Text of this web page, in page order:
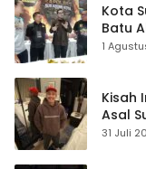
Kota
Batu
1
Kisah
Asal
31 Juli